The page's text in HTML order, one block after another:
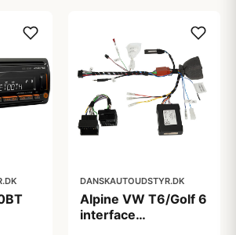
DANSKAUTOUDSTYR.DK
Alpine VW T6/Golf 6
interface